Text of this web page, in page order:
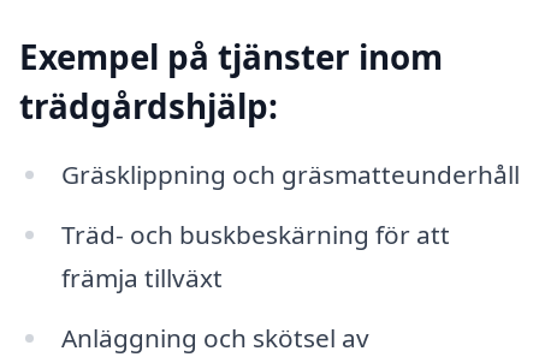
Exempel på tjänster inom
trädgårdshjälp:
Gräsklippning och gräsmatteunderhåll
Träd- och buskbeskärning för att
främja tillväxt
Anläggning och skötsel av